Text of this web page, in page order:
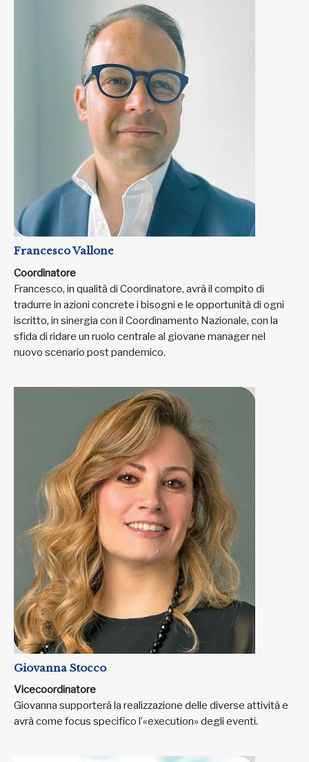
Francesco Vallone
Coordinatore
Francesco, in qualità di Coordinatore, avrà il compito di
tradurre in azioni concrete i bisogni e le opportunità di ogni
iscritto, in sinergia con il Coordinamento Nazionale, con la
sfida di ridare un ruolo centrale al giovane manager nel
nuovo scenario post pandemico.
Giovanna Stocco
Vicecoordinatore
Giovanna supporterà la realizzazione delle diverse attività e
avrà come focus specifico l’«execution» degli eventi.